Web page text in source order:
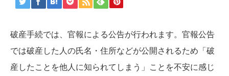
破産手続では、官報による公告が行われます。官報公告
では破産した人の氏名・住所などが公開されるため「破
産したことを他人に知られてしまう」ことを不安に感じ